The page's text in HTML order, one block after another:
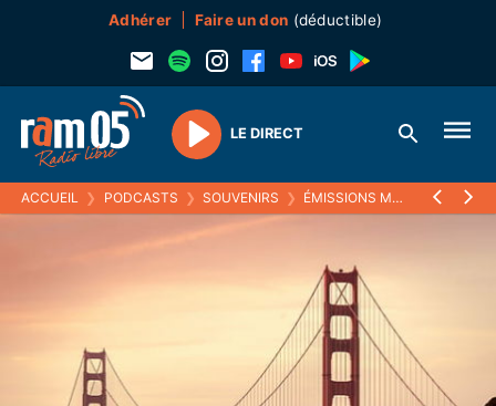
Adhérer Faire un don (déductible)
Play
LE DIRECT
ACCUEIL ❯ PODCASTS ❯ SOUVENIRS ❯ ÉMISSIONS MUSICALES (SOUVENIRS)